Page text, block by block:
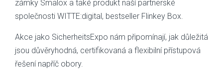
zámky Smalox a také produkt naší partnerské
společnosti WITTE:digital, bestseller Flinkey Box.
Akce jako SicherheitsExpo nám připomínají, jak důležitá
jsou důvěryhodná, certifikovaná a flexibilní přístupová
řešení napříč obory.